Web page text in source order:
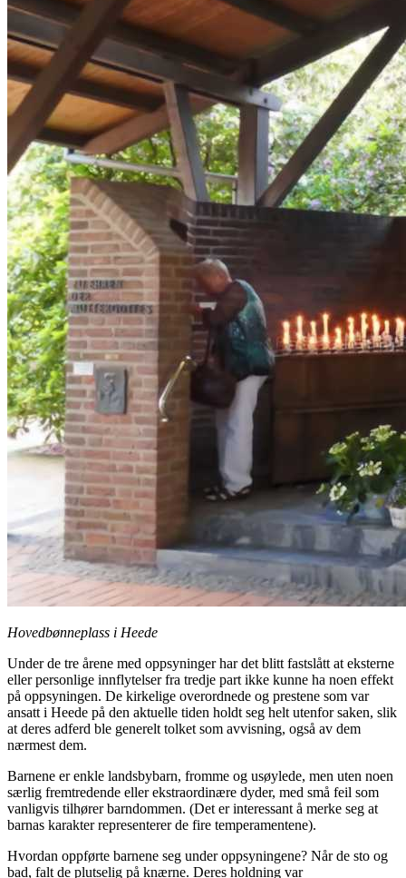
Hovedbønneplass i Heede
Under de tre årene med oppsyninger har det blitt fastslått at eksterne
eller personlige innflytelser fra tredje part ikke kunne ha noen effekt
på oppsyningen. De kirkelige overordnede og prestene som var
ansatt i Heede på den aktuelle tiden holdt seg helt utenfor saken, slik
at deres adferd ble generelt tolket som avvisning, også av dem
nærmest dem.
Barnene er enkle landsbybarn, fromme og usøylede, men uten noen
særlig fremtredende eller ekstraordinære dyder, med små feil som
vanligvis tilhører barndommen. (Det er interessant å merke seg at
barnas karakter representerer de fire temperamentene).
Hvordan oppførte barnene seg under oppsyningene? Når de sto og
bad, falt de plutselig på knærne. Deres holdning var